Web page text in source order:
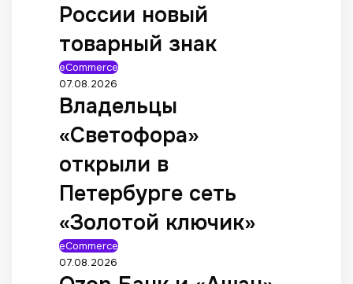
России новый
товарный знак
eCommerce
07.08.2026
Владельцы
«Светофора»
открыли в
Петербурге сеть
«Золотой ключик»
eCommerce
07.08.2026